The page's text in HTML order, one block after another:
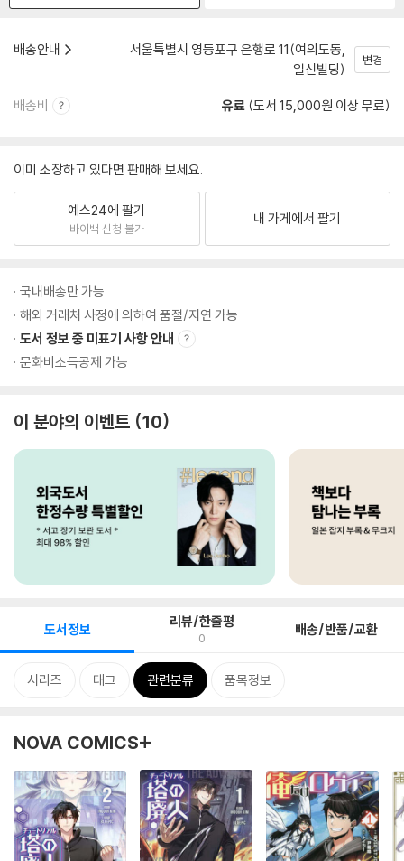
배송안내
서울특별시 영등포구 은행로 11(여의도동,
일신빌딩)
변경
배송비 유료 (도서 15,000원 이상 무료)
이미 소장하고 있다면 판매해 보세요.
예스24에 팔기
바이백 신청 불가
내 가게에서 팔기
국내배송만 가능
해외 거래처 사정에 의하여 품절/지연 가능
도서 정보 중 미표기 사항 안내
문화비소득공제 가능
이 분야의 이벤트 10
도서정보 리뷰/한줄평
0 배송/반품/교환
시리즈 태그 관련분류 품목정보
NOVA COMICS+